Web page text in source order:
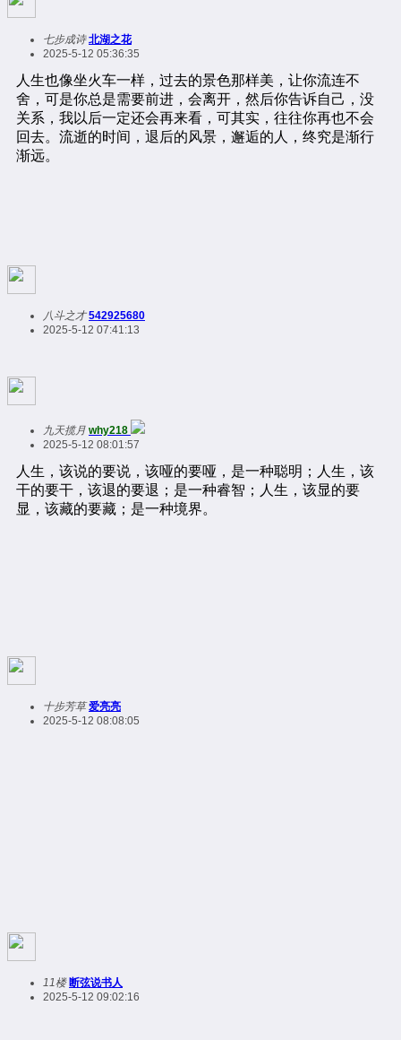
七步成诗 北湖之花
2025-5-12 05:36:35
八斗之才 542925680
2025-5-12 07:41:13
九天揽月 why218
2025-5-12 08:01:57
十步芳草 爱亮亮
2025-5-12 08:08:05
11楼 断弦说书人
2025-5-12 09:02:16